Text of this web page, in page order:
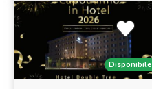
Disponibile